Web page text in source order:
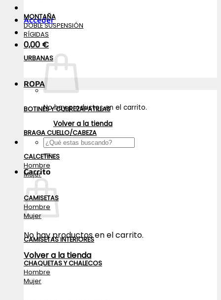
Acceder
0,00 €
No hay productos en el carrito.
Volver a la tienda
Buscar
por:
Carrito
No hay productos en el carrito.
Volver a la tienda
MONTAÑA
DOBLE SUSPENSIÓN
RÍGIDAS
URBANAS
ROPA
BOTINES Y CUBREZAPATILLAS
BRAGA CUELLO/CABEZA
CALCETINES
Hombre
Mujer
CAMISETAS
Hombre
Mujer
CAMISETAS INTERIORES
CHAQUETAS Y CHALECOS
Hombre
Mujer